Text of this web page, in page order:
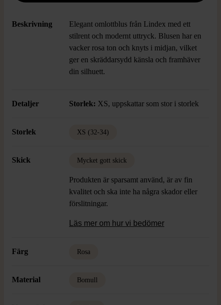
Beskrivning
Elegant omlottblus från Lindex med ett
stilrent och modernt uttryck. Blusen har en
vacker rosa ton och knyts i midjan, vilket
ger en skräddarsydd känsla och framhäver
din silhuett.
Detaljer Storlek: XS, uppskattar som stor i storlek
Storlek XS (32-34)
Skick Mycket gott skick
Produkten är sparsamt använd, är av fin
kvalitet och ska inte ha några skador eller
förslitningar.
Läs mer om hur vi bedömer
Färg Rosa
Material Bomull